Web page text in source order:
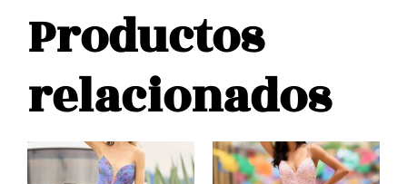
Productos
relacionados